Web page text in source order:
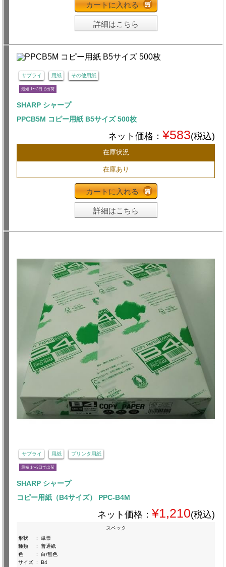
カートに入れる
詳細はこちら
サプライ 用紙 その他用紙
最短 1〜3日で出荷
SHARP シャープ
PPCB5M コピー用紙 B5サイズ 500枚
ネット価格： ¥583(税込)
在庫状況
在庫あり
カートに入れる
詳細はこちら
サプライ 用紙 プリンタ用紙
最短 1〜3日で出荷
SHARP シャープ
コピー用紙（B4サイズ） PPC-B4M
ネット価格： ¥1,210(税込)
スペック
形状
:
単票
種類
:
普通紙
色
:
白/無色
サイズ :
B4